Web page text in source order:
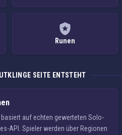
Runen
SEITE ENTSTEHT
auf echten gewerteten Solo-
API. Spieler werden über Regionen